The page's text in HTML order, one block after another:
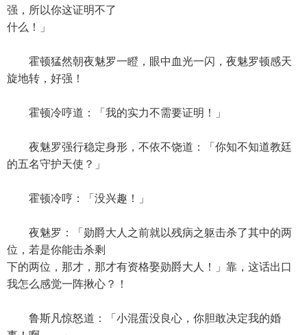
强，所以你这证明不了
什么！」
霍顿猛然朝夜魅罗一瞪，眼中血光一闪，夜魅罗顿感天
旋地转，好强！
霍顿冷哼道：「我的实力不需要证明！」
夜魅罗强行稳定身形，不依不饶道：「你知不知道教廷
的五名守护天使？」
霍顿冷哼：「没兴趣！」
夜魅罗：「勋爵大人之前就以残病之躯击杀了其中的两
位，若是你能击杀剩
下的两位，那才，那才有资格娶勋爵大人！」靠，这话出口
我怎么感觉一阵揪心？！
鲁斯凡惊怒道：「小混蛋没良心，你胆敢决定我的婚